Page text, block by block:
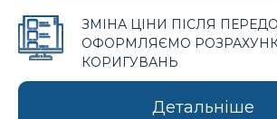
ЗМІНА ЦІНИ ПІСЛЯ
ОФОРМЛЯЄМО
КОРИГУВАНЬ
Детальніше